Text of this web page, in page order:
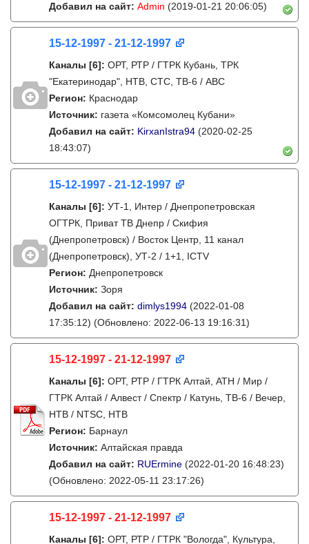
Добавил на сайт: Admin (2019-01-21 20:06:05)
15-12-1997 - 21-12-1997
Каналы [6]: ОРТ, РТР / ГТРК Кубань, ТРК
"Екатеринодар", НТВ, СТС, ТВ-6 / ABC
Регион: Краснодар
Источник: газета «Комсомолец Кубани»
Добавил на сайт: KirxanIstra94 (2020-02-25
18:43:07)
15-12-1997 - 21-12-1997
Каналы [6]: УТ-1, Интер / Днепропетровская
ОГТРК, Приват ТВ Днепр / Скифия
(Днепропетровск) / Восток Центр, 11 канал
(Днепропетровск), УТ-2 / 1+1, ICTV
Регион: Днепропетровск
Источник: Зоря
Добавил на сайт: dimlys1994 (2022-01-08
17:35:12) (Обновлено: 2022-06-13 19:16:31)
15-12-1997 - 21-12-1997
Каналы [6]: ОРТ, РТР / ГТРК Алтай, АТН / Мир /
ГТРК Алтай / Алвест / Спектр / Катунь, ТВ-6 / Вечер,
НТВ / NTSC, НТВ
Регион: Барнаул
Источник: Алтайская правда
Добавил на сайт: RUErmine (2022-01-20 16:48:23)
(Обновлено: 2022-05-11 23:17:26)
15-12-1997 - 21-12-1997
Каналы [6]: ОРТ, РТР / ГТРК "Вологда", Культура,